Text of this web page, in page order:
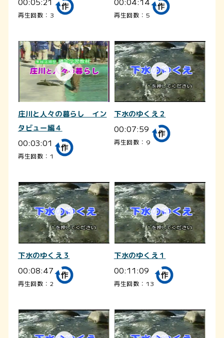
再生回数：3 再生回数：5
庄川と人々の暮らし イン
タビュー編４
00:03:01
再生回数：1
下水のゆくえ２
00:07:59
再生回数：9
下水のゆくえ３
00:08:47
再生回数：2
下水のゆくえ１
00:11:09
再生回数：13